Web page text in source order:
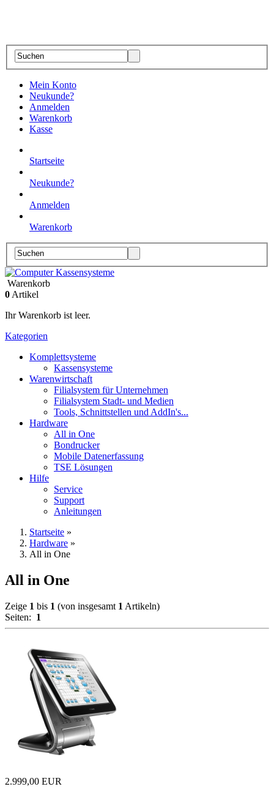
Mein Konto
Neukunde?
Anmelden
Warenkorb
Kasse
Startseite
Neukunde?
Anmelden
Warenkorb
Warenkorb
0 Artikel
Ihr Warenkorb ist leer.
Kategorien
Komplettsysteme
Kassensysteme
Warenwirtschaft
Filialsystem für Unternehmen
Filialsystem Stadt- und Medien
Tools, Schnittstellen und AddIn's...
Hardware
All in One
Bondrucker
Mobile Datenerfassung
TSE Lösungen
Hilfe
Service
Support
Anleitungen
Startseite »
Hardware »
All in One
All in One
Zeige 1 bis 1 (von insgesamt 1 Artikeln)
Seiten: 1
2.999,00 EUR